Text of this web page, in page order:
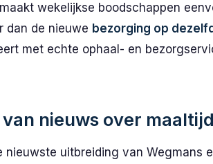
wekelijkse boodschappen
dan de nieuwe bezorging op
met echte ophaal- en
nieuws over
nieuwste uitbreiding van Wegmans